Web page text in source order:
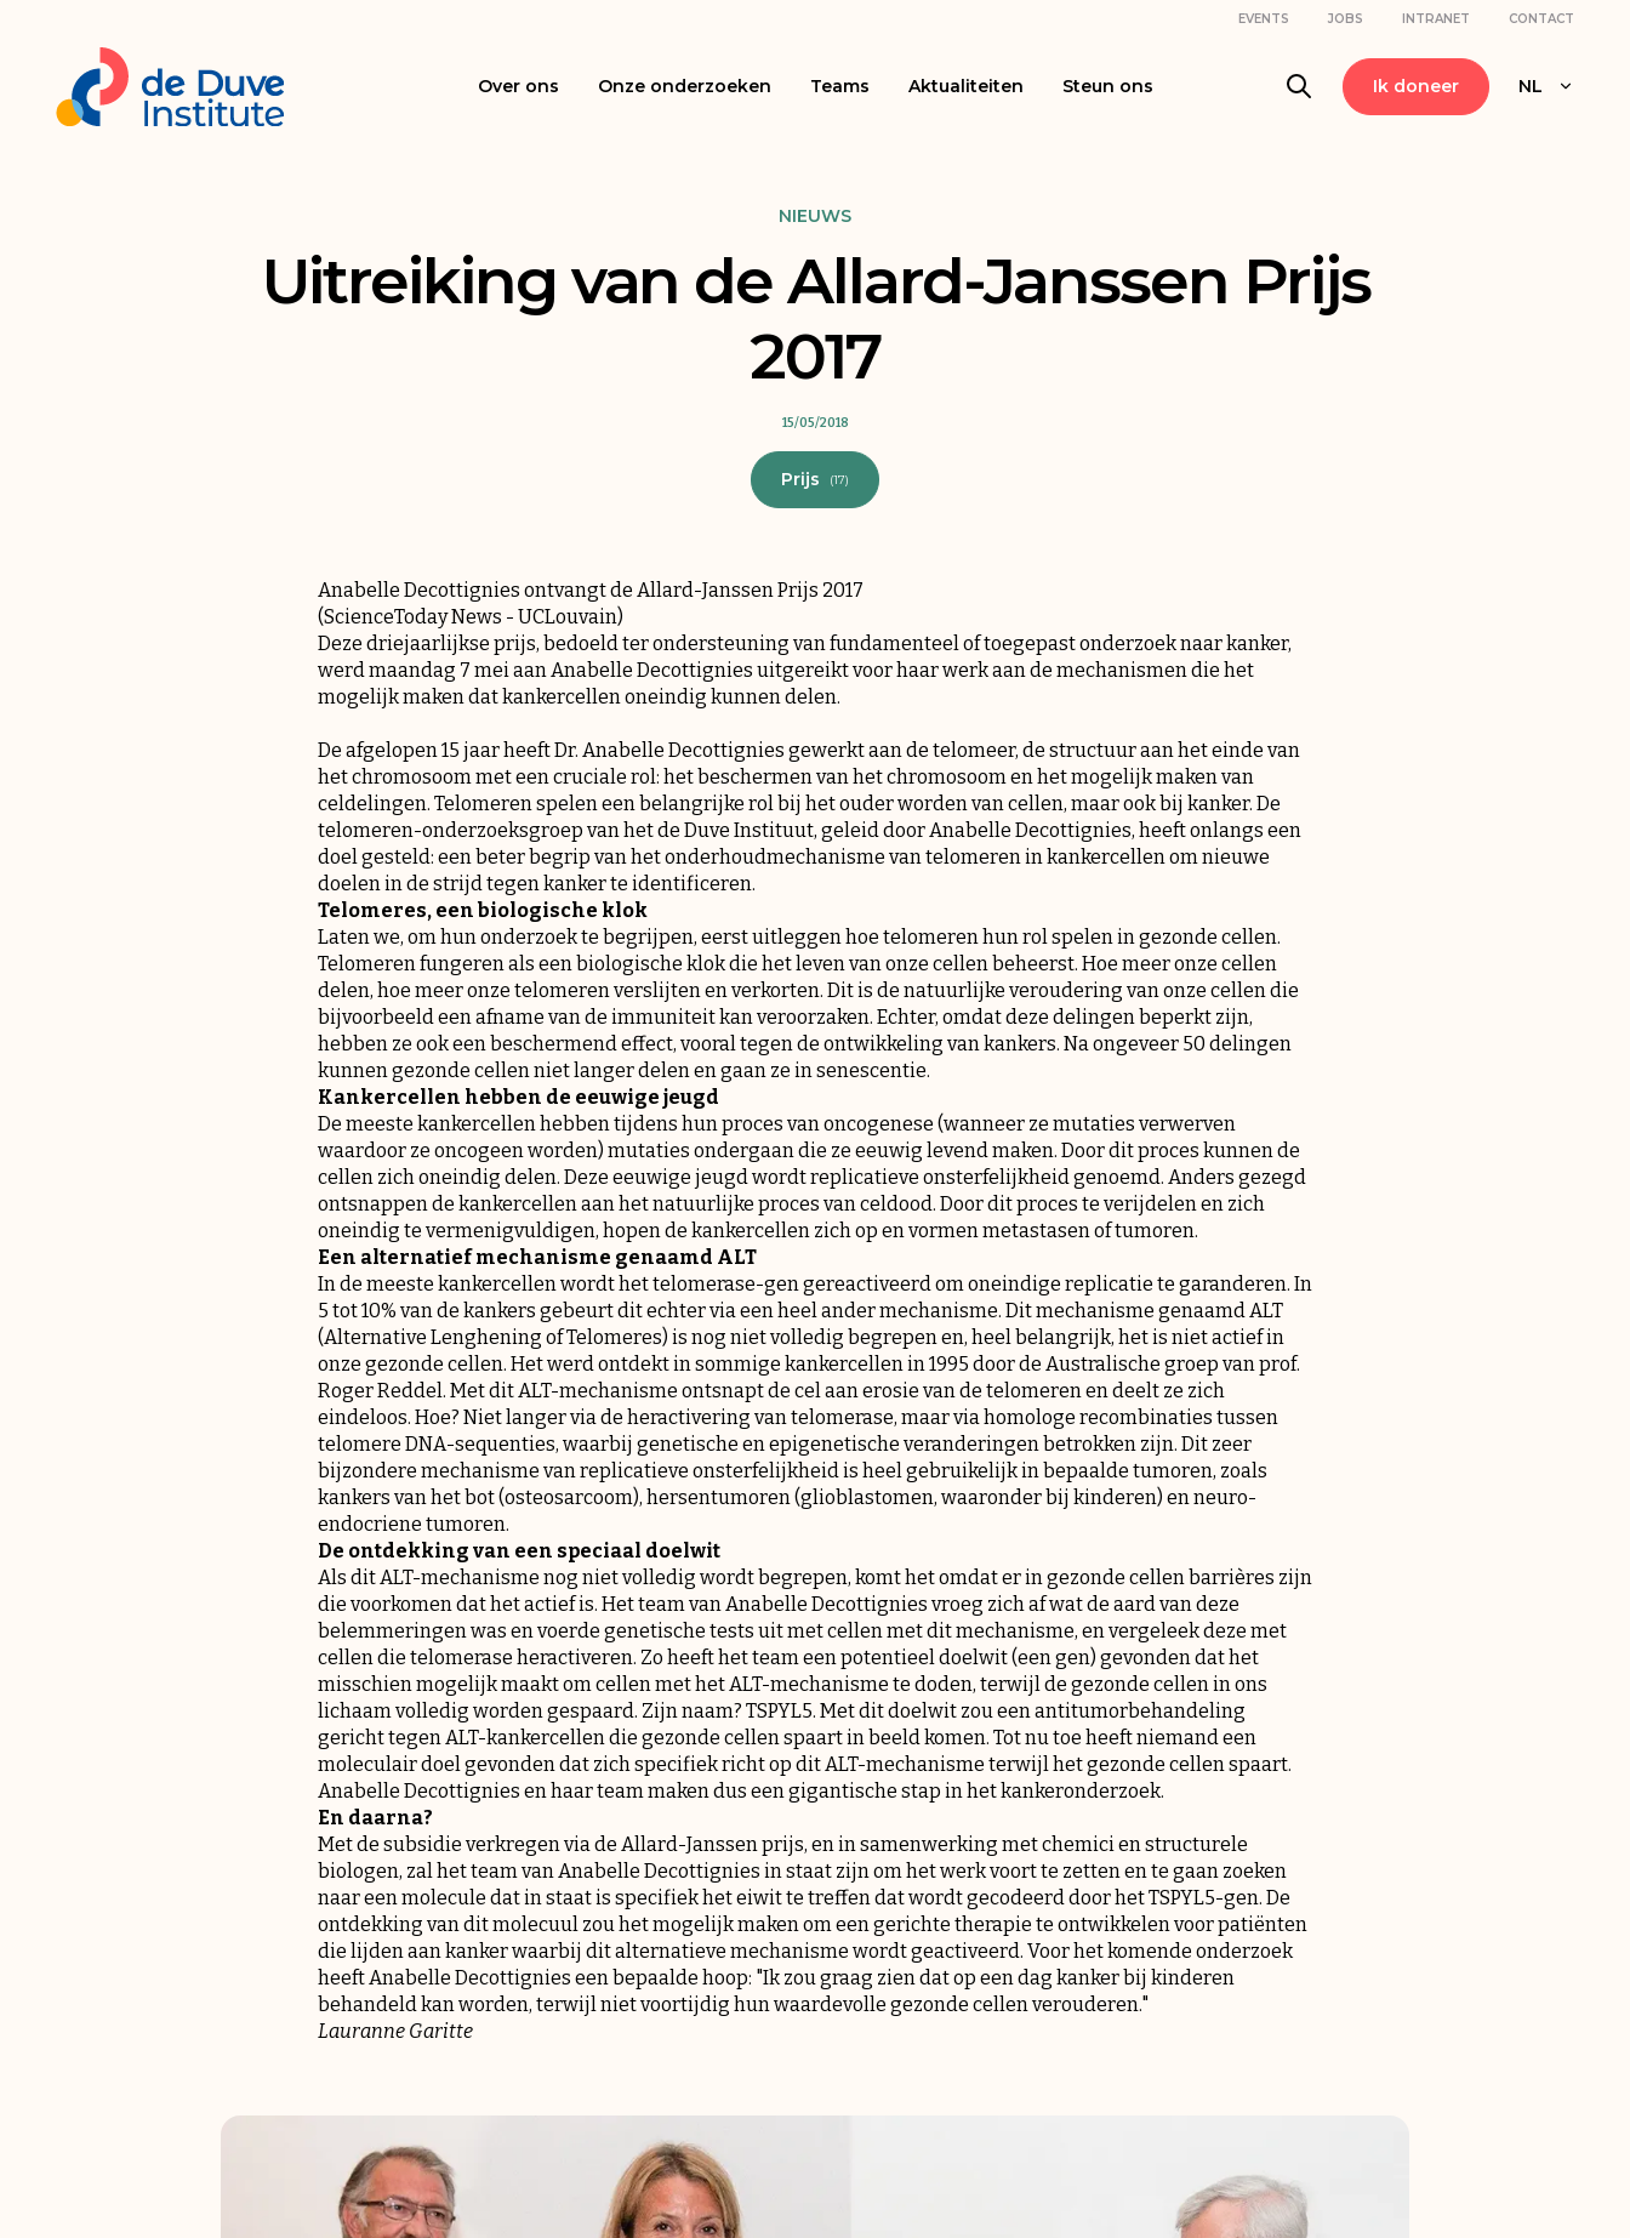
EVENTS JOBS INTRANET CONTACT
Over ons Onze onderzoeken Teams Aktualiteiten Steun ons Ik doneer NL
NIEUWS
Uitreiking van de Allard-Janssen Prijs
2017
15/05/2018
Prijs (17)
Anabelle Decottignies ontvangt de Allard-Janssen Prijs 2017
(ScienceToday News - UCLouvain)
Deze driejaarlijkse prijs, bedoeld ter ondersteuning van fundamenteel of toegepast onderzoek naar kanker,
werd maandag 7 mei aan Anabelle Decottignies uitgereikt voor haar werk aan de mechanismen die het
mogelijk maken dat kankercellen oneindig kunnen delen.
De afgelopen 15 jaar heeft Dr. Anabelle Decottignies gewerkt aan de telomeer, de structuur aan het einde van
het chromosoom met een cruciale rol: het beschermen van het chromosoom en het mogelijk maken van
celdelingen. Telomeren spelen een belangrijke rol bij het ouder worden van cellen, maar ook bij kanker. De
telomeren-onderzoeksgroep van het de Duve Instituut, geleid door Anabelle Decottignies, heeft onlangs een
doel gesteld: een beter begrip van het onderhoudmechanisme van telomeren in kankercellen om nieuwe
doelen in de strijd tegen kanker te identificeren.
Telomeres, een biologische klok
Laten we, om hun onderzoek te begrijpen, eerst uitleggen hoe telomeren hun rol spelen in gezonde cellen.
Telomeren fungeren als een biologische klok die het leven van onze cellen beheerst. Hoe meer onze cellen
delen, hoe meer onze telomeren verslijten en verkorten. Dit is de natuurlijke veroudering van onze cellen die
bijvoorbeeld een afname van de immuniteit kan veroorzaken. Echter, omdat deze delingen beperkt zijn,
hebben ze ook een beschermend effect, vooral tegen de ontwikkeling van kankers. Na ongeveer 50 delingen
kunnen gezonde cellen niet langer delen en gaan ze in senescentie.
Kankercellen hebben de eeuwige jeugd
De meeste kankercellen hebben tijdens hun proces van oncogenese (wanneer ze mutaties verwerven
waardoor ze oncogeen worden) mutaties ondergaan die ze eeuwig levend maken. Door dit proces kunnen de
cellen zich oneindig delen. Deze eeuwige jeugd wordt replicatieve onsterfelijkheid genoemd. Anders gezegd
ontsnappen de kankercellen aan het natuurlijke proces van celdood. Door dit proces te verijdelen en zich
oneindig te vermenigvuldigen, hopen de kankercellen zich op en vormen metastasen of tumoren.
Een alternatief mechanisme genaamd ALT
In de meeste kankercellen wordt het telomerase-gen gereactiveerd om oneindige replicatie te garanderen. In
5 tot 10% van de kankers gebeurt dit echter via een heel ander mechanisme. Dit mechanisme genaamd ALT
(Alternative Lenghening of Telomeres) is nog niet volledig begrepen en, heel belangrijk, het is niet actief in
onze gezonde cellen. Het werd ontdekt in sommige kankercellen in 1995 door de Australische groep van prof.
Roger Reddel. Met dit ALT-mechanisme ontsnapt de cel aan erosie van de telomeren en deelt ze zich
eindeloos. Hoe? Niet langer via de heractivering van telomerase, maar via homologe recombinaties tussen
telomere DNA-sequenties, waarbij genetische en epigenetische veranderingen betrokken zijn. Dit zeer
bijzondere mechanisme van replicatieve onsterfelijkheid is heel gebruikelijk in bepaalde tumoren, zoals
kankers van het bot (osteosarcoom), hersentumoren (glioblastomen, waaronder bij kinderen) en neuro-
endocriene tumoren.
De ontdekking van een speciaal doelwit
Als dit ALT-mechanisme nog niet volledig wordt begrepen, komt het omdat er in gezonde cellen barrières zijn
die voorkomen dat het actief is. Het team van Anabelle Decottignies vroeg zich af wat de aard van deze
belemmeringen was en voerde genetische tests uit met cellen met dit mechanisme, en vergeleek deze met
cellen die telomerase heractiveren. Zo heeft het team een ​​potentieel doelwit (een gen) gevonden dat het
misschien mogelijk maakt om cellen met het ALT-mechanisme te doden, terwijl de gezonde cellen in ons
lichaam volledig worden gespaard. Zijn naam? TSPYL5. Met dit doelwit zou een antitumorbehandeling
gericht tegen ALT-kankercellen die gezonde cellen spaart in beeld komen. Tot nu toe heeft niemand een
moleculair doel gevonden dat zich specifiek richt op dit ALT-mechanisme terwijl het gezonde cellen spaart.
Anabelle Decottignies en haar team maken dus een gigantische stap in het kankeronderzoek.
En daarna?
Met de subsidie ​​verkregen via de Allard-Janssen prijs, en in samenwerking met chemici en structurele
biologen, zal het team van Anabelle Decottignies in staat zijn om het werk voort te zetten en te gaan zoeken
naar een molecule dat in staat is specifiek het eiwit te treffen dat wordt gecodeerd door het TSPYL5-gen. De
ontdekking van dit molecuul zou het mogelijk maken om een ​​gerichte therapie te ontwikkelen voor patiënten
die lijden aan kanker waarbij dit alternatieve mechanisme wordt geactiveerd. Voor het komende onderzoek
heeft Anabelle Decottignies een bepaalde hoop: "Ik zou graag zien dat op een dag kanker bij kinderen
behandeld kan worden, terwijl niet voortijdig hun waardevolle gezonde cellen verouderen."
Lauranne Garitte